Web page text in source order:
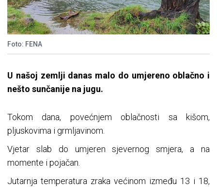
Foto: FENA
U našoj zemlji danas malo do umjereno oblačno i
nešto sunčanije na jugu.
Tokom dana, povećnjem oblačnosti sa kišom,
pljuskovima i grmljavinom.
Vjetar slab do umjeren sjevernog smjera, a na
momente i pojačan.
Jutarnja temperatura zraka većinom između 13 i 18,